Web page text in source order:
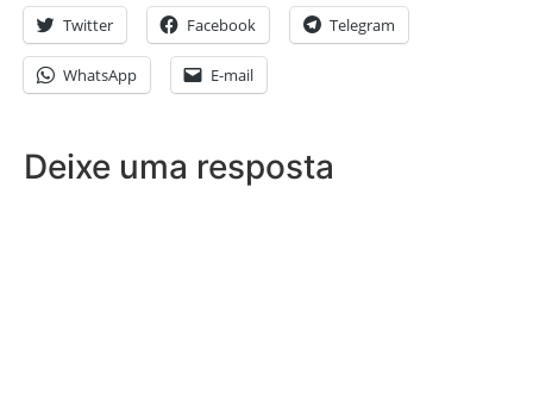
Twitter Facebook Telegram
WhatsApp E-mail
Deixe uma resposta